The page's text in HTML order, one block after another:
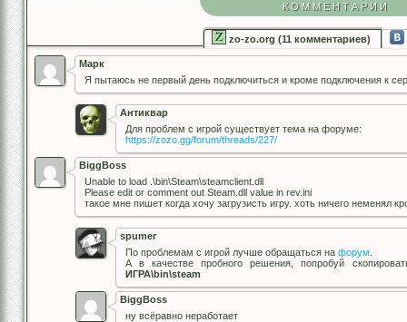
КОММЕНТАРИИ
zo-zo.org (11 комментариев)
Марк
Я пытаюсь не первый день подключиться и кроме подключения к
Антиквар
Для проблем с игрой существует тема на форуме:
https://zozo.gg/forum/threads/227/
BiggBoss
Unable to load .\bin\Steam\steamclient.dll
Please edit or comment out Steam.dll value in rev.ini
такое мне пишет когда хочу загрузисть игру. хоть ничего неменял
spumer
По проблемам с игрой лучше обращаться на форум
А в качестве пробного решения, попробуй
ИГРА\bin\steam
BiggBoss
ну всёравно неработает